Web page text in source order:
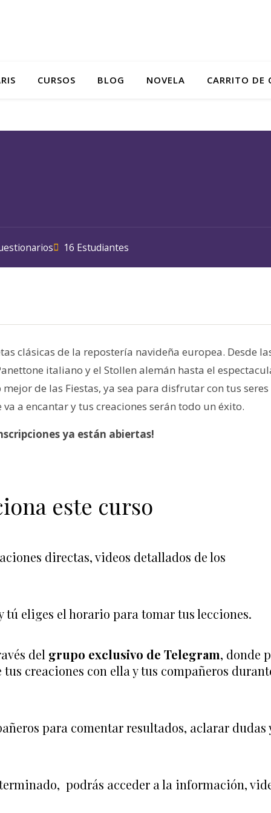
CURSOS BLOG NOVELA CARRITO DE
16 Estudiantes
clásicas de la repostería navideña europea. Desde
italiano y el Stollen alemán hasta el
de las Fiestas, ya sea para disfrutar con tus seres
a encantar y tus creaciones serán todo un éxito.
ya están abiertas!
este curso
directas, videos detallados de los
tú eliges el horario para tomar tus lecciones.
del grupo exclusivo de Telegram, donde
creaciones con ella y tus compañeros
para comentar resultados, aclarar dudas
podrás acceder a la información,